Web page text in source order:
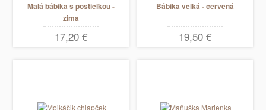
Malá bábika s postieľkou -
zima
17,20 €
Bábika veľká - červená
19,50 €